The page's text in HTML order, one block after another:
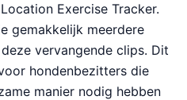
Exercise Tracker.
gemakkelijk meerdere
vervangende clips. Dit
hondenbezitters die
manier nodig hebben